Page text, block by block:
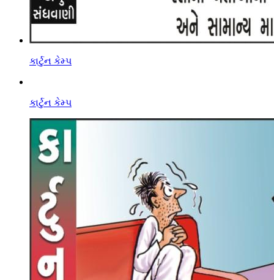
કાર્ટુન કેમ્પ
કાર્ટુન કેમ્પ